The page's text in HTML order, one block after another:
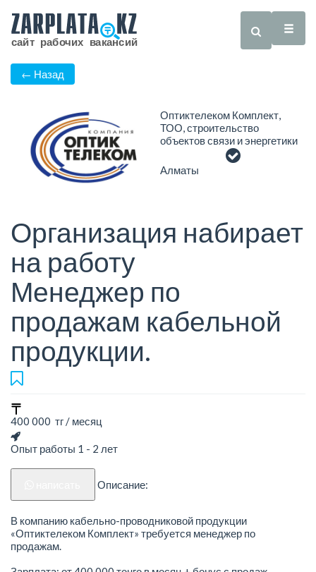
← Назад
Оптиктелеком Комплект,
ТОО, строительство
объектов связи и энергетики
Алматы
Организация набирает
на работу
Менеджер по
продажам кабельной
продукции.
400 000 тг / месяц
Опыт работы 1 - 2 лет
Описание:
В компанию кабельно-проводниковой продукции
«Оптиктелеком Комплект» требуется менеджер по
продажам.